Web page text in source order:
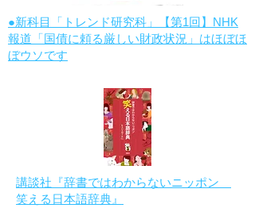
●新科目「トレンド研究科」【第1回】NHK
報道「国債に頼る厳しい財政状況」はほぼほ
ぼウソです
講談社『辞書ではわからないニッポン
笑える日本語辞典』